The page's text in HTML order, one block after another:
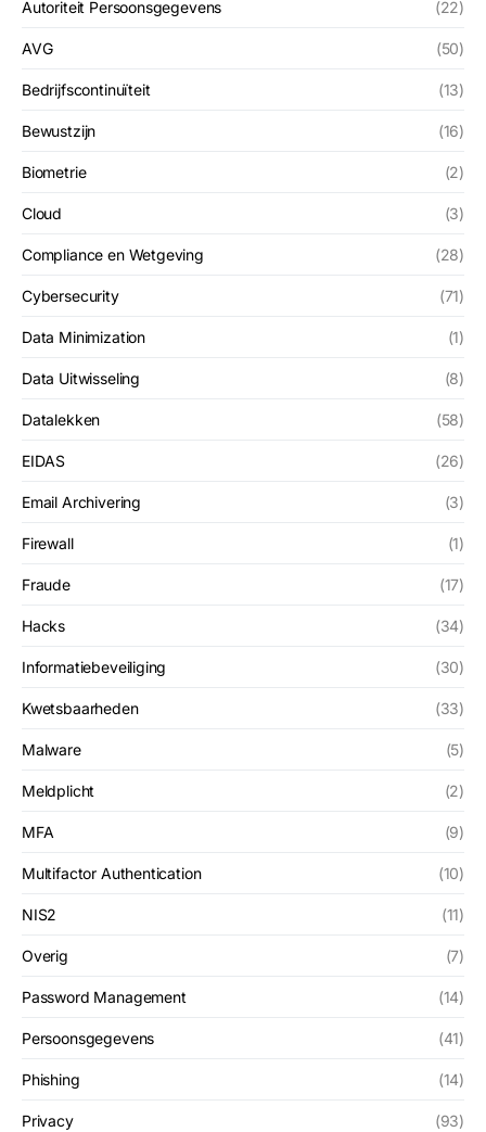
Autoriteit Persoonsgegevens (22)
AVG (50)
Bedrijfscontinuïteit (13)
Bewustzijn (16)
Biometrie (2)
Cloud (3)
Compliance en Wetgeving (28)
Cybersecurity (71)
Data Minimization (1)
Data Uitwisseling (8)
Datalekken (58)
EIDAS (26)
Email Archivering (3)
Firewall (1)
Fraude (17)
Hacks (34)
Informatiebeveiliging (30)
Kwetsbaarheden (33)
Malware (5)
Meldplicht (2)
MFA (9)
Multifactor Authentication (10)
NIS2 (11)
Overig (7)
Password Management (14)
Persoonsgegevens (41)
Phishing (14)
Privacy (93)